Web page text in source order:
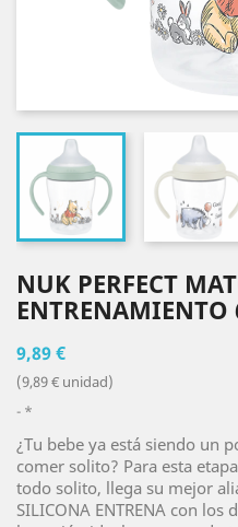
NUK PERFECT
9,89 €
(9,89 € unidad)
*
¿Tu bebe ya está siendo un
comer solito? Para esta
todo solito, llega su mejor
SILICONA ENTRENA con